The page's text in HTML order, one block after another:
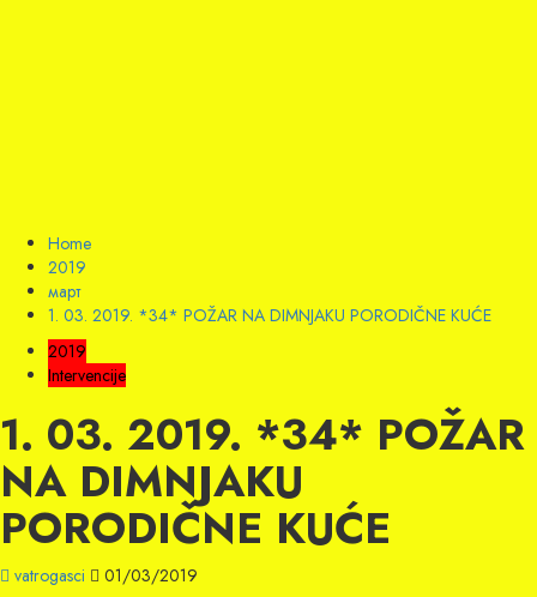
Home
2019
март
1. 03. 2019. *34* POŽAR NA DIMNJAKU PORODIČNE KUĆE
2019
Intervencije
1. 03. 2019. *34* POŽAR
NA DIMNJAKU
PORODIČNE KUĆE
vatrogasci 01/03/2019